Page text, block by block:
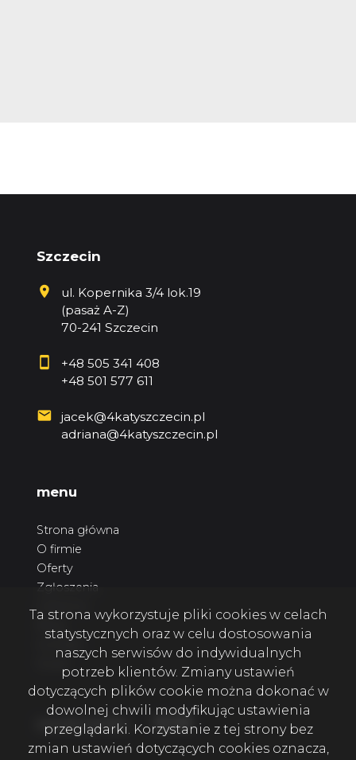
Szczecin
ul. Kopernika 3/4 lok.19
(pasaż A-Z)
70-241 Szczecin
+48 505 341 408
+48 501 577 611
jacek@4katyszczecin.pl
adriana@4katyszczecin.pl
menu
Strona główna
O firmie
Oferty
Zgłoszenia
Kontakt
social media Facebook
Facebook
Facebook
Ta strona wykorzystuje pliki cookies w celach
statystycznych oraz w celu dostosowania
naszych serwisów do indywidualnych
potrzeb klientów. Zmiany ustawień
dotyczących plików cookie można dokonać w
dowolnej chwili modyfikując ustawienia
przeglądarki. Korzystanie z tej strony bez
zmian ustawień dotyczących cookies oznacza,